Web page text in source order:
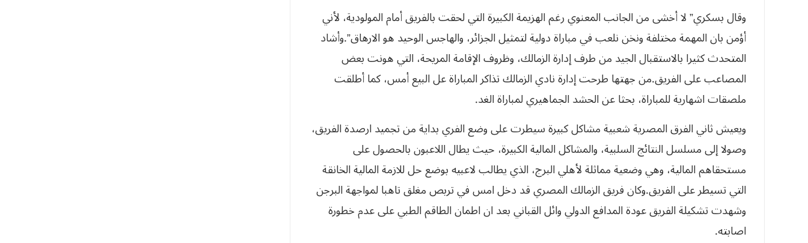
وقال بسكري” لا أخشى من الجانب المعنوي رغم الهزيمة الكبيرة التي لحقت بالفريق أمام المولودية، لأني
أؤمن بان المهمة مختلفة ونخن نلعب في مباراة دولية لتمثيل الجزائر، والهاجس الوحيد هو الارهاق”.وأشاد
المتحدث كثيرا بالاستقبال الجيد من طرف إدارة الزمالك، وظروف الإقامة المريحة، التي هونت بعض
المصاعب على الفريق.من جهتها طرحت إدارة نادي الزمالك تذاكر المباراة عل البيع أمس، كما أطلقت
ملصقات اشهارية للمباراة، بحثا عن الحشد الجماهيري لمباراة الغد.
ويعيش ثاني الفرق المصرية شعبية مشاكل كبيرة سيطرت على وضع الفري بداية من تجميد ارصدة الفريق،
وصولا إلى مسلسل النتائج السلبية، والمشاكل المالية الكبيرة، حيث يطال اللاعبون بالحصول على
مستحقاهم المالية، وهي وضعية مماثلة لأهلي البرج، الذي يطالب لاعبيه بوضع حل للازمة المالية الخانقة
التي تسيطر على الفريق.وكان فريق الزمالك المصري قد دخل امس في تربص مغلق تاهبا لمواجهة البرجن
وشهدت تشكيلة الفريق عودة المدافع الدولي وائل القباني بعد ان اطمان الطاقم الطبي على عدم خطورة
اصابته.